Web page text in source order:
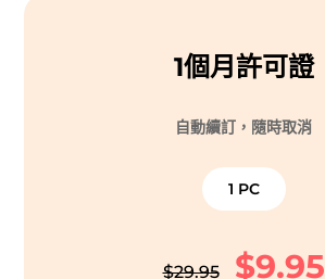
1個月許可證
自動續訂，隨時取消
1 PC
$29.95 $9.95